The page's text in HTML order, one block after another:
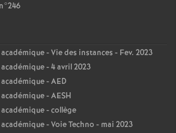
- Vie des instances - Fev. 2023
- 4 avril 2023
- AED
- AESH
- collège
- Voie Techno - mai 2023